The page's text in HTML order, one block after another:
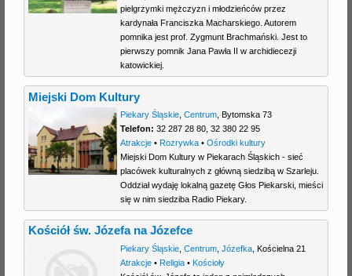
pielgrzymki mężczyzn i młodzieńców przez
kardynała Franciszka Macharskiego. Autorem
pomnika jest prof. Zygmunt Brachmański. Jest to
pierwszy pomnik Jana Pawła II w archidiecezji
katowickiej.
Miejski Dom Kultury
Piekary Śląskie, Centrum, Bytomska 73
Telefon: 32 287 28 80, 32 380 22 95
Atrakcje• Rozrywka• Ośrodki kultury
Miejski Dom Kultury w Piekarach Śląskich - sieć
placówek kulturalnych z główną siedzibą w Szarleju.
Oddział wydaję lokalną gazetę Głos Piekarski, mieści
się w nim siedziba Radio Piekary.
Kościół św. Józefa na Józefce
Piekary Śląskie, Centrum, Józefka, Kościelna 21
Atrakcje• Religia• Kościoły